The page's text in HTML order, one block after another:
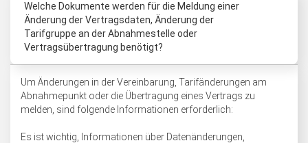
Welche Dokumente werden für die Meldung einer
Änderung der Vertragsdaten, Änderung der
Tarifgruppe an der Abnahmestelle oder
Vertragsübertragung benötigt?
Um Änderungen in der Vereinbarung, Tarifänderungen am
Abnahmepunkt oder die Übertragung eines Vertrags zu
melden, sind folgende Informationen erforderlich:
Es ist wichtig, Informationen über Datenänderungen,